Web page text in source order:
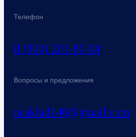
Телефон
8 (800) 201-80-04
Вопросы и предложения
nasklad140@gmail.com